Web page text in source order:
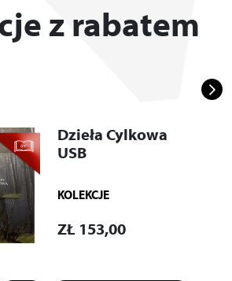
z rabatem
Dzieła Cylkowa
USB
KOLEKCJE
ZŁ 153,00